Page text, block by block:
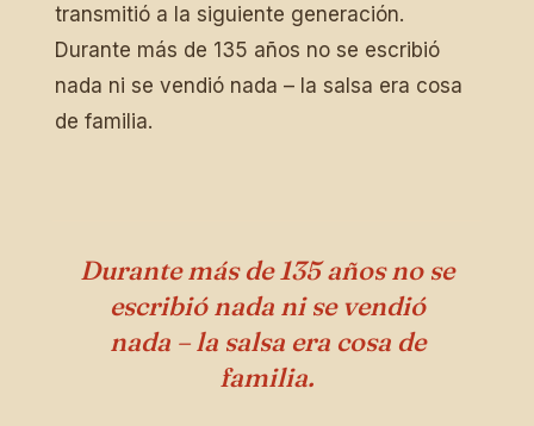
transmitió a la siguiente generación.
Durante más de 135 años no se escribió
nada ni se vendió nada – la salsa era cosa
de familia.
Durante más de 135 años no se
escribió nada ni se vendió
nada – la salsa era cosa de
familia.